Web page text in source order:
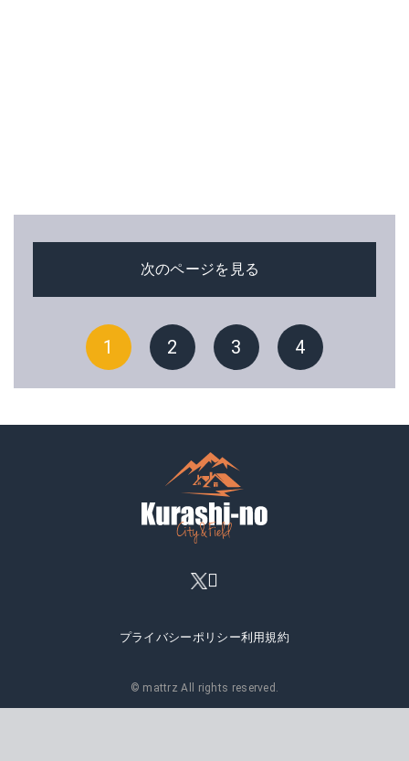
次のページを見る
1 2 3 4
プライバシーポリシー利用規約
© mattrz All rights reserved.